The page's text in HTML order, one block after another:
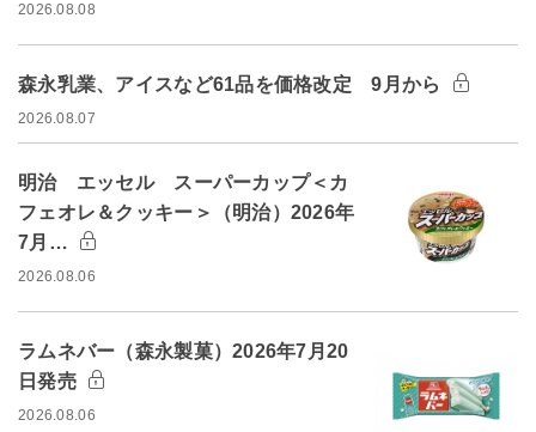
2026.08.08
森永乳業、アイスなど61品を価格改定 9月から
2026.08.07
明治 エッセル スーパーカップ＜カ
フェオレ＆クッキー＞（明治）2026年
7月…
2026.08.06
ラムネバー（森永製菓）2026年7月20
日発売
2026.08.06